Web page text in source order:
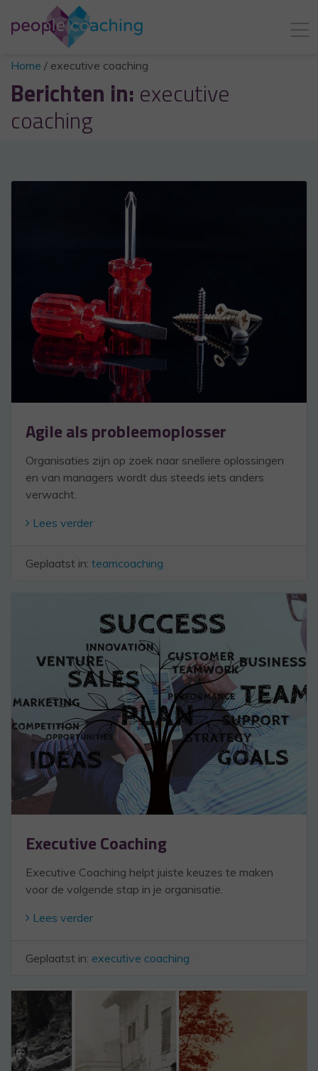
Home / executive coaching
Berichten in: executive
coaching
Agile als probleemoplosser
Organisaties zijn op zoek naar snellere oplossingen
en van managers wordt dus steeds iets anders
verwacht.
Lees verder
Geplaatst in: teamcoaching
Executive Coaching
Executive Coaching helpt juiste keuzes te maken
voor de volgende stap in je organisatie.
Lees verder
Geplaatst in: executive coaching